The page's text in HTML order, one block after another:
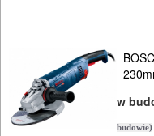
radia
budowlane
w
budowie)